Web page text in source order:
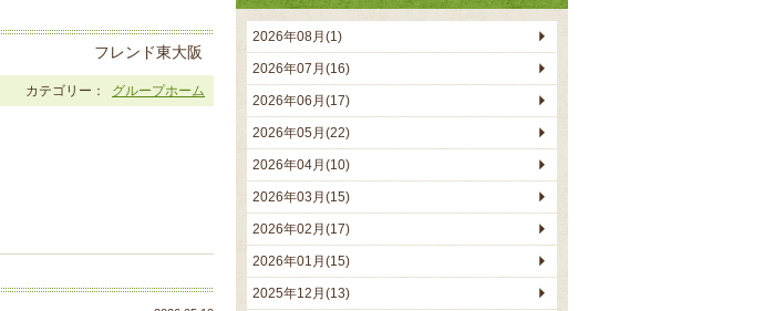
フレンド東大阪
カテゴリー： グループホーム
2026年08月(1)
2026年07月(16)
2026年06月(17)
2026年05月(22)
2026年04月(10)
2026年03月(15)
2026年02月(17)
2026年01月(15)
2025年12月(13)